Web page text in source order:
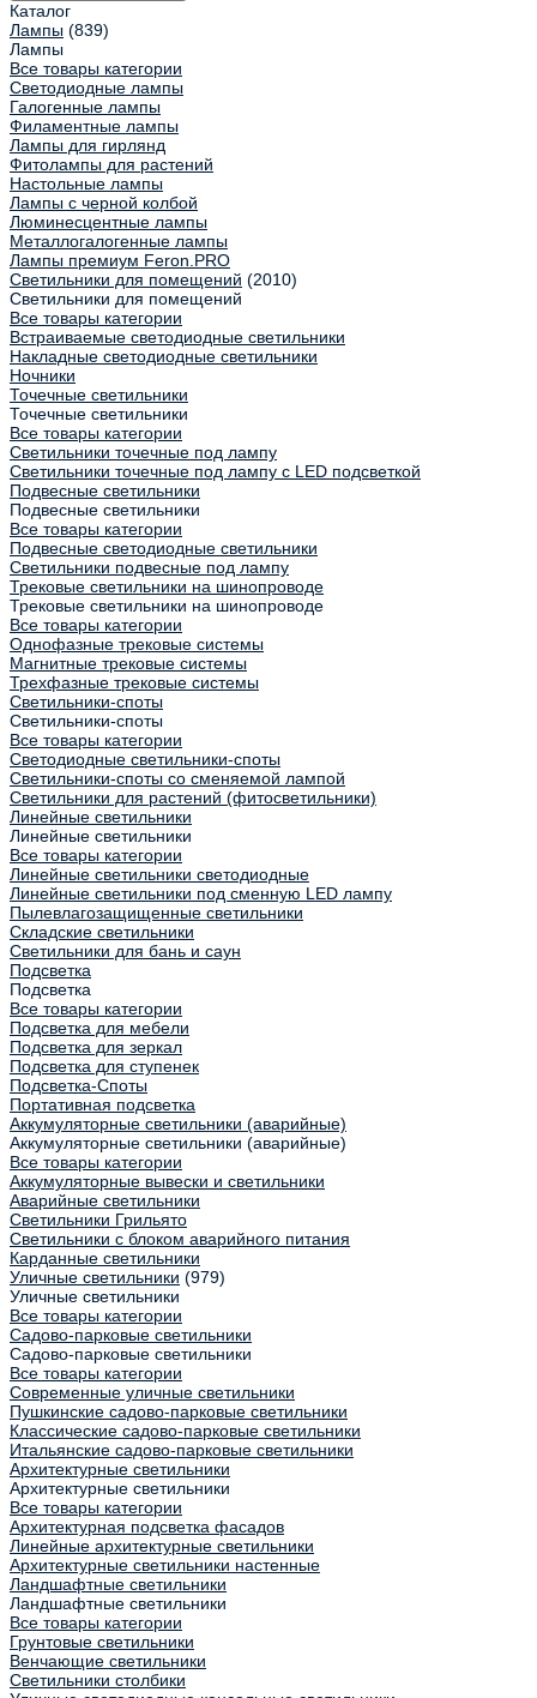
Каталог
Лампы (839)
Лампы
Все товары категории
Светодиодные лампы
Галогенные лампы
Филаментные лампы
Лампы для гирлянд
Фитолампы для растений
Настольные лампы
Лампы с черной колбой
Люминесцентные лампы
Металлогалогенные лампы
Лампы премиум Feron.PRO
Светильники для помещений (2010)
Светильники для помещений
Все товары категории
Встраиваемые светодиодные светильники
Накладные светодиодные светильники
Ночники
Точечные светильники
Точечные светильники
Все товары категории
Светильники точечные под лампу
Светильники точечные под лампу с LED подсветкой
Подвесные светильники
Подвесные светильники
Все товары категории
Подвесные светодиодные светильники
Светильники подвесные под лампу
Трековые светильники на шинопроводе
Трековые светильники на шинопроводе
Все товары категории
Однофазные трековые системы
Магнитные трековые системы
Трехфазные трековые системы
Светильники-споты
Светильники-споты
Все товары категории
Светодиодные светильники-споты
Светильники-споты со сменяемой лампой
Светильники для растений (фитосветильники)
Линейные светильники
Линейные светильники
Все товары категории
Линейные светильники светодиодные
Линейные светильники под сменную LED лампу
Пылевлагозащищенные светильники
Складские светильники
Светильники для бань и саун
Подсветка
Подсветка
Все товары категории
Подсветка для мебели
Подсветка для зеркал
Подсветка для ступенек
Подсветка-Споты
Портативная подсветка
Аккумуляторные светильники (аварийные)
Аккумуляторные светильники (аварийные)
Все товары категории
Аккумуляторные вывески и светильники
Аварийные светильники
Светильники Грильято
Светильники с блоком аварийного питания
Карданные светильники
Уличные светильники (979)
Уличные светильники
Все товары категории
Садово-парковые светильники
Садово-парковые светильники
Все товары категории
Современные уличные светильники
Пушкинские садово-парковые светильники
Классические садово-парковые светильники
Итальянские садово-парковые светильники
Архитектурные светильники
Архитектурные светильники
Все товары категории
Архитектурная подсветка фасадов
Линейные архитектурные светильники
Архитектурные светильники настенные
Ландшафтные светильники
Ландшафтные светильники
Все товары категории
Грунтовые светильники
Венчающие светильники
Светильники столбики